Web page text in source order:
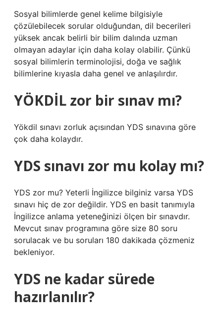
Sosyal bilimlerde genel kelime bilgisiyle
çözülebilecek sorular olduğundan, dil becerileri
yüksek ancak belirli bir bilim dalında uzman
olmayan adaylar için daha kolay olabilir. Çünkü
sosyal bilimlerin terminolojisi, doğa ve sağlık
bilimlerine kıyasla daha genel ve anlaşılırdır.
YÖKDİL zor bir sınav mı?
Yökdil sınavı zorluk açısından YDS sınavına göre
çok daha kolaydır.
YDS sınavı zor mu kolay mı?
YDS zor mu? Yeterli İngilizce bilginiz varsa YDS
sınavı hiç de zor değildir. YDS en basit tanımıyla
İngilizce anlama yeteneğinizi ölçen bir sınavdır.
Mevcut sınav programına göre size 80 soru
sorulacak ve bu soruları 180 dakikada çözmeniz
bekleniyor.
YDS ne kadar sürede
hazırlanılır?